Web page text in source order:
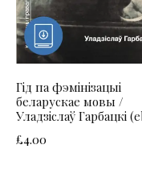
Гід па фэмінізацыі
беларускае мовы /
Уладзіслаў Гарбацкі
£4.00